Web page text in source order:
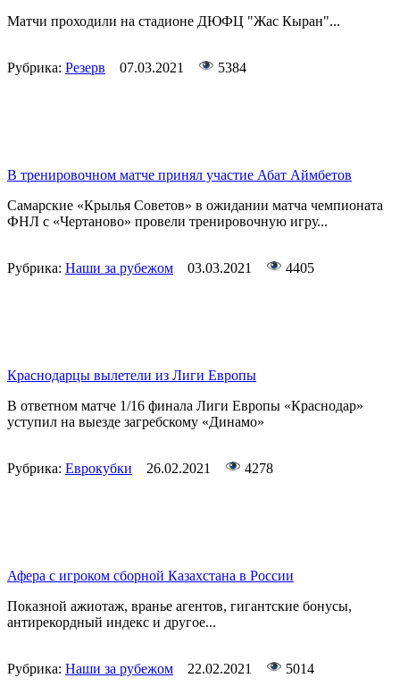
Матчи проходили на стадионе ДЮФЦ "Жас Кыран"...
Рубрика: Резерв 07.03.2021 5384
В тренировочном матче принял участие Абат Аймбетов
Самарские «Крылья Советов» в ожидании матча чемпионата
ФНЛ с «Чертаново» провели тренировочную игру...
Рубрика: Наши за рубежом 03.03.2021 4405
Краснодарцы вылетели из Лиги Европы
В ответном матче 1/16 финала Лиги Европы «Краснодар»
уступил на выезде загребскому «Динамо»
Рубрика: Еврокубки 26.02.2021 4278
Афера с игроком сборной Казахстана в России
Показной ажиотаж, вранье агентов, гигантские бонусы,
антирекордный индекс и другое...
Рубрика: Наши за рубежом 22.02.2021 5014